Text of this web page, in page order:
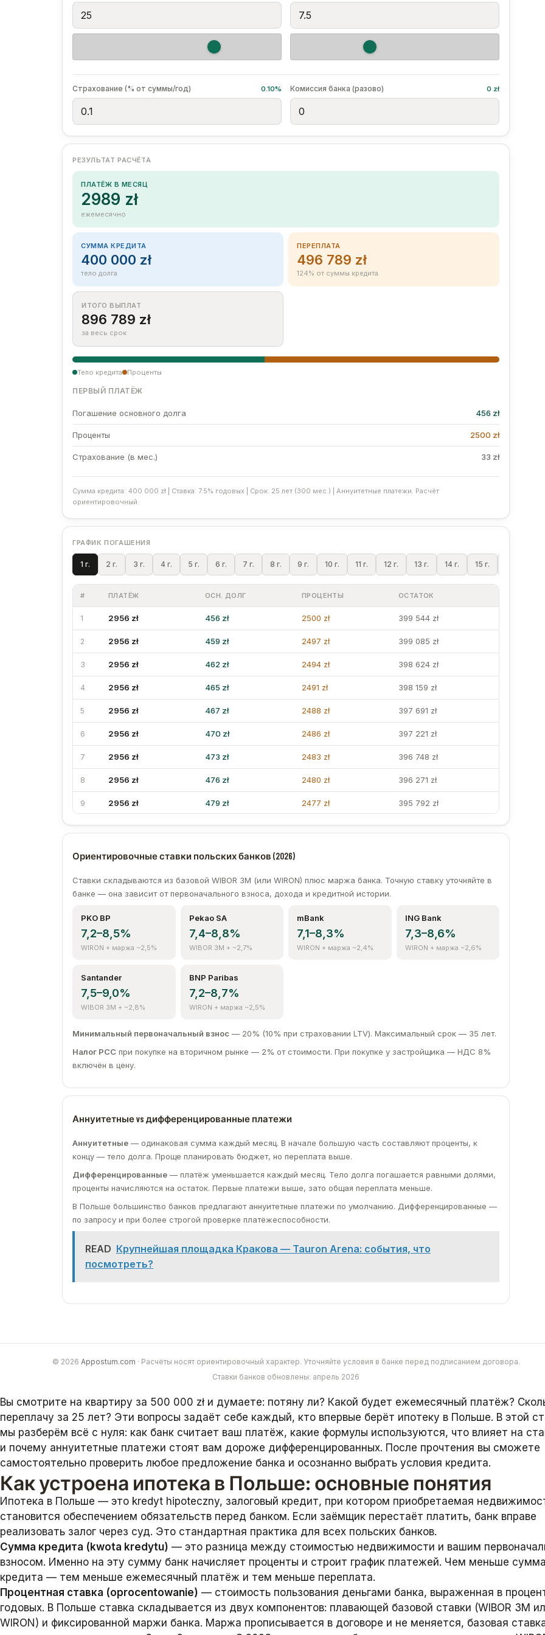
Страхование (% от суммы/год) 0.10% Комиссия банка (разово) 0 zł
РЕЗУЛЬТАТ РАСЧЁТА
ПЛАТЁЖ В МЕСЯЦ
2989 zł
ежемесячно
СУММА КРЕДИТА
400 000 zł
тело долга
ПЕРЕПЛАТА
496 789 zł
124% от суммы кредита
ИТОГО ВЫПЛАТ
896 789 zł
за весь срок
Тело кредита Проценты
ПЕРВЫЙ ПЛАТЁЖ
Погашение основного долга 456 zł
Проценты 2500 zł
Страхование (в мес.) 33 zł
Сумма кредита: 400 000 zł | Ставка: 7.5% годовых | Срок: 25 лет (300 мес.) | Аннуитетные платежи. Расчёт
ориентировочный.
ГРАФИК ПОГАШЕНИЯ
1 г. 2 г. 3 г. 4 г. 5 г. 6 г. 7 г. 8 г. 9 г. 10 г. 11 г. 12 г. 13 г. 14 г. 15 г.
# ПЛАТЁЖ ОСН. ДОЛГ ПРОЦЕНТЫ ОСТАТОК
1 2956 zł 456 zł 2500 zł 399 544 zł
2 2956 zł 459 zł 2497 zł 399 085 zł
3 2956 zł 462 zł 2494 zł 398 624 zł
4 2956 zł 465 zł 2491 zł 398 159 zł
5 2956 zł 467 zł 2488 zł 397 691 zł
6 2956 zł 470 zł 2486 zł 397 221 zł
7 2956 zł 473 zł 2483 zł 396 748 zł
8 2956 zł 476 zł 2480 zł 396 271 zł
9 2956 zł 479 zł 2477 zł 395 792 zł
10 2956 zł 482 zł 2474 zł 395 310 zł
Ориентировочные ставки польских банков (2026)
Ставки складываются из базовой WIBOR 3M (или WIRON) плюс маржа банка. Точную ставку уточняйте в
банке — она зависит от первоначального взноса, дохода и кредитной истории.
PKO BP
7,2–8,5%
WIRON + маржа ~2,5%
Pekao SA
7,4–8,8%
WIBOR 3M + ~2,7%
mBank
7,1–8,3%
WIRON + маржа ~2,4%
ING Bank
7,3–8,6%
WIRON + маржа ~2,6%
Santander
7,5–9,0%
WIBOR 3M + ~2,8%
BNP Paribas
7,2–8,7%
WIRON + маржа ~2,5%
Минимальный первоначальный взнос — 20% (10% при страховании LTV). Максимальный срок — 35 лет.
Налог PCC при покупке на вторичном рынке — 2% от стоимости. При покупке у застройщика — НДС 8%
включён в цену.
Аннуитетные vs дифференцированные платежи
Аннуитетные — одинаковая сумма каждый месяц. В начале большую часть составляют проценты, к
концу — тело долга. Проще планировать бюджет, но переплата выше.
Дифференцированные — платёж уменьшается каждый месяц. Тело долга погашается равными долями,
проценты начисляются на остаток. Первые платежи выше, зато общая переплата меньше.
В Польше большинство банков предлагают аннуитетные платежи по умолчанию. Дифференцированные —
по запросу и при более строгой проверке платёжеспособности.
READ Крупнейшая площадка Кракова — Tauron Arena: события, что
посмотреть?
© 2026 Appostum.com · Расчёты носят ориентировочный характер. Уточняйте условия в банке перед подписанием договора.
Ставки банков обновлены: апрель 2026
Вы смотрите на квартиру за 500 000 zł и думаете: потяну ли? Какой будет ежемесячный платёж?
переплачу за 25 лет? Эти вопросы задаёт себе каждый, кто впервые берёт ипотеку в Польше. В этой
мы разберём всё с нуля: как банк считает ваш платёж, какие формулы используются, что влияет на
и почему аннуитетные платежи стоят вам дороже дифференцированных. После прочтения вы сможете
самостоятельно проверить любое предложение банка и осознанно выбрать условия кредита.
Как устроена ипотека в Польше: основные понятия
Ипотека в Польше — это kredyt hipoteczny, залоговый кредит, при котором приобретаемая
становится обеспечением обязательств перед банком. Если заёмщик перестаёт платить, банк вправе
реализовать залог через суд. Это стандартная практика для всех польских банков.
Сумма кредита (kwota kredytu) — это разница между стоимостью недвижимости и вашим
взносом. Именно на эту сумму банк начисляет проценты и строит график платежей. Чем меньше сумма
кредита — тем меньше ежемесячный платёж и тем меньше переплата.
Процентная ставка (oprocentowanie) — стоимость пользования деньгами банка, выраженная в
годовых. В Польше ставка складывается из двух компонентов: плавающей базовой ставки (WIBOR 3M
WIRON) и фиксированной маржи банка. Маржа прописывается в договоре и не меняется, базовая